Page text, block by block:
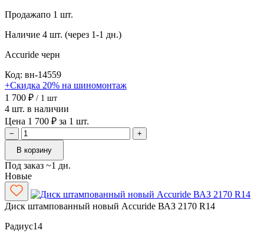
Продажапо 1 шт.
Наличие 4 шт. (через 1-1 дн.)
Accuride черн
Код: вн-14559
+Скидка 20% на шиномонтаж
1 700 ₽ / 1 шт
4 шт. в наличии
Цена 1 700 ₽ за 1 шт.
−
+
В корзину
Под заказ ~1 дн.
Новые
Диск штампованный новый Accuride ВАЗ 2170 R14
Радиус14